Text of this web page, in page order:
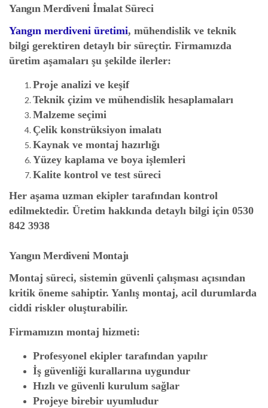
Yangın Merdiveni İmalat Süreci
Yangın merdiveni üretimi, mühendislik ve teknik
bilgi gerektiren detaylı bir süreçtir. Firmamızda
üretim aşamaları şu şekilde ilerler:
Proje analizi ve keşif
Teknik çizim ve mühendislik hesaplamaları
Malzeme seçimi
Çelik konstrüksiyon imalatı
Kaynak ve montaj hazırlığı
Yüzey kaplama ve boya işlemleri
Kalite kontrol ve test süreci
Her aşama uzman ekipler tarafından kontrol
edilmektedir. Üretim hakkında detaylı bilgi için 0530
842 3938
Yangın Merdiveni Montajı
Montaj süreci, sistemin güvenli çalışması açısından
kritik öneme sahiptir. Yanlış montaj, acil durumlarda
ciddi riskler oluşturabilir.
Firmamızın montaj hizmeti:
Profesyonel ekipler tarafından yapılır
İş güvenliği kurallarına uygundur
Hızlı ve güvenli kurulum sağlar
Projeye birebir uyumludur